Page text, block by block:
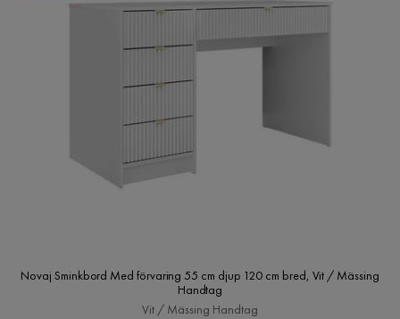
Novaj Sminkbord Med förvaring 55 cm djup 120 cm bred, Vit / Mässing
Handtag
Vit / Mässing Handtag